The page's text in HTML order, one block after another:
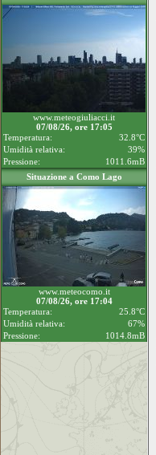
www.meteogiuliacci.it
07/08/26, ore 17:05
Temperatura:
32.8°C
Umidità relativa:
39%
Pressione:
1011.6mB
Situazione a Como Lago
www.meteocomo.it
07/08/26, ore 17:04
Temperatura:
25.8°C
Umidità relativa:
67%
Pressione:
1014.8mB